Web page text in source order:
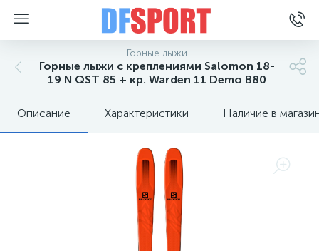
Горные лыжи
Горные лыжи с креплениями Salomon 18-
19 N QST 85 + кр. Warden 11 Demo B80
Описание Характеристики Наличие в